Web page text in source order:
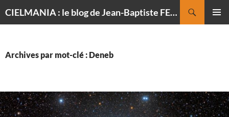
CIELMANIA : le blog de Jean-Baptiste FELDMANN, photographe du ciel
Archives par mot-clé : Deneb